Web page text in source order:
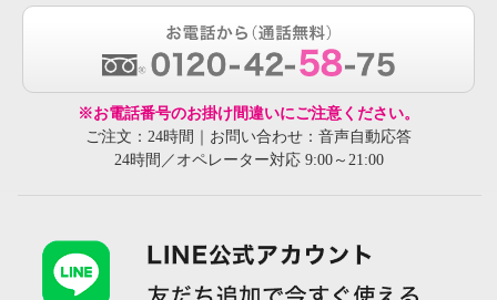
※お電話番号のお掛け間違いにご注意ください。
ご注文：24時間｜お問い合わせ：音声自動応答
24時間／オペレーター対応 9:00～21:00